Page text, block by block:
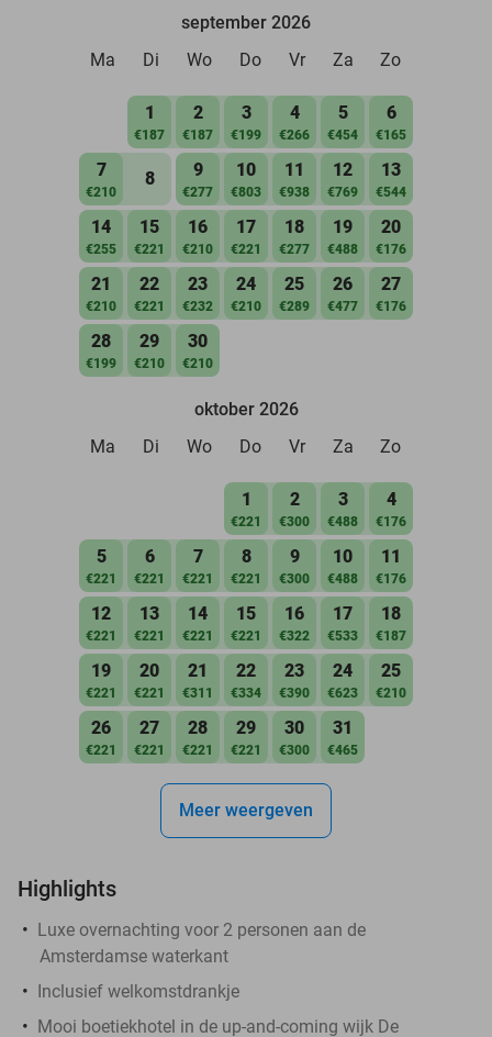
september 2026
Ma
Di Wo Do Vr Za Zo
1
€187
2
€187
3
€199
4
€266
5
€454
6
€165
7
€210
8 9
€277
10
€803
11
€938
12
€769
13
€544
14
€255
15
€221
16
€210
17
€221
18
€277
19
€488
20
€176
21
€210
22
€221
23
€232
24
€210
25
€289
26
€477
27
€176
28
€199
29
€210
30
€210
oktober 2026
Ma
Di Wo Do Vr Za Zo
1
€221
2
€300
3
€488
4
€176
5
€221
6
€221
7
€221
8
€221
9
€300
10
€488
11
€176
12
€221
13
€221
14
€221
15
€221
16
€322
17
€533
18
€187
19
€221
20
€221
21
€311
22
€334
23
€390
24
€623
25
€210
26
€221
27
€221
28
€221
29
€221
30
€300
31
€465
Meer weergeven
Highlights
Luxe overnachting voor 2 personen aan de
Amsterdamse waterkant
Inclusief welkomstdrankje
Mooi boetiekhotel in de up-and-coming wijk De